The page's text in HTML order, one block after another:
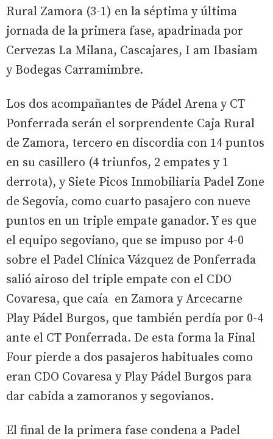
Rural Zamora (3-1) en la séptima y última
jornada de la primera fase, apadrinada por
Cervezas La Milana, Cascajares, I am Ibasiam
y Bodegas Carramimbre.
Los dos acompañantes de Pádel Arena y CT
Ponferrada serán el sorprendente Caja Rural
de Zamora, tercero en discordia con 14 puntos
en su casillero (4 triunfos, 2 empates y 1
derrota), y Siete Picos Inmobiliaria Padel Zone
de Segovia, como cuarto pasajero con nueve
puntos en un triple empate ganador. Y es que
el equipo segoviano, que se impuso por 4-0
sobre el Padel Clínica Vázquez de Ponferrada
salió airoso del triple empate con el CDO
Covaresa, que caía en Zamora y Arcecarne
Play Pádel Burgos, que también perdía por 0-4
ante el CT Ponferrada. De esta forma la Final
Four pierde a dos pasajeros habituales como
eran CDO Covaresa y Play Pádel Burgos para
dar cabida a zamoranos y segovianos.
El final de la primera fase condena a Padel